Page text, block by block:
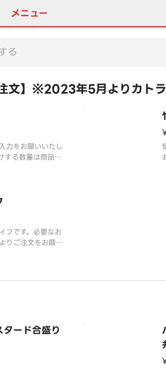
メニュー
文】※2023年5月よりカト
力をお願いいたし
する数量は商品数
フです。必要なお
りご注文をお願い
ード合盛り